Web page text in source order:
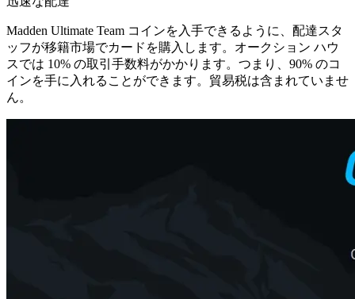
Madden Ultimate Team コインを入手できるように、配達スタ
ッフが移籍市場でカードを購入します。オークション ハウ
スでは 10% の取引手数料がかかります。つまり、90% のコ
インを手に入れることができます。貿易税は含まれていませ
ん。